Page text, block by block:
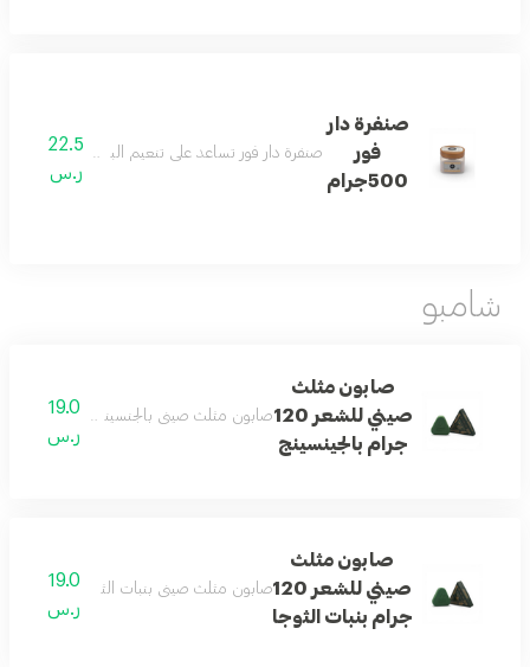
صنفرة دار
فور
500جرام
صنفرة دار فور تساعد على تنعيم البشرة وإزالة
22.5
ر.س
شامبو
صابون مثلث
صيني للشعر 120
جرام بالجينسينج
صابون مثلث صيني بالجنسينج يساعد على
19.0
ر.س
صابون مثلث
صيني للشعر 120
جرام بنبات الثوجا
صابون مثلث صيني بنبات الثوجا يساعد
19.0
ر.س